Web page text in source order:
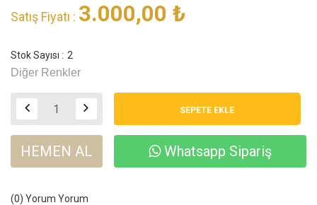
Satış Fiyatı : 3.000,00 ₺
Stok Sayısı : 2
Diğer Renkler
HEMEN AL Whatsapp Sipariş
(0) Yorum Yorum